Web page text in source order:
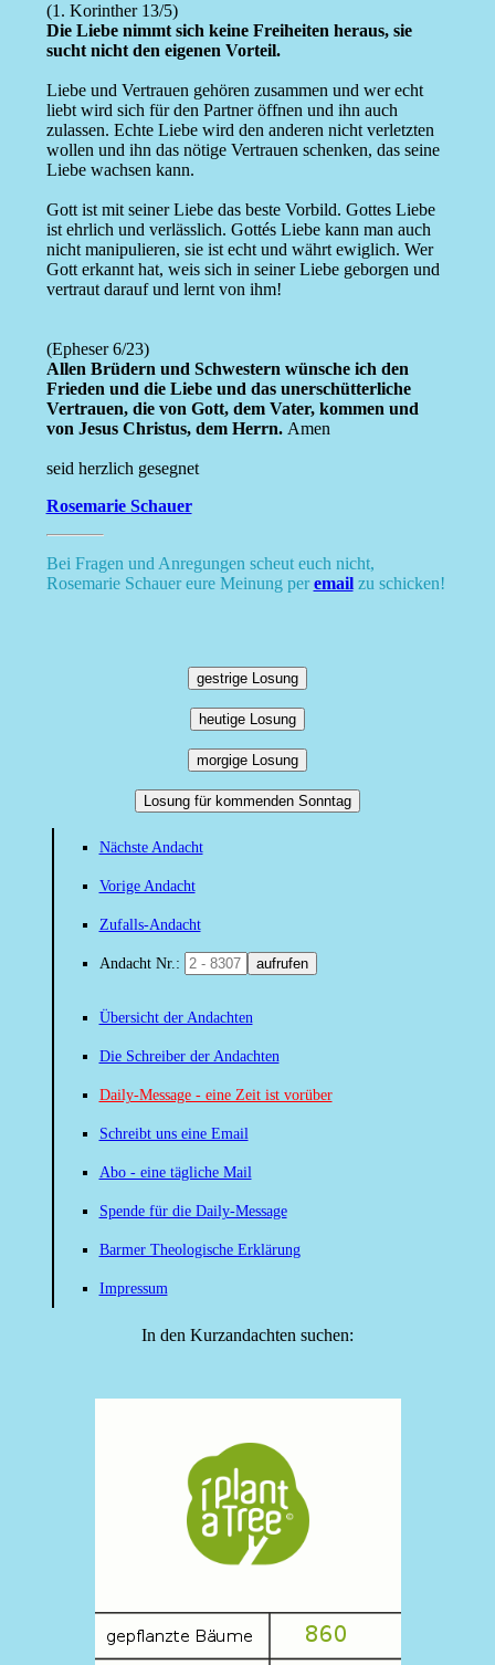
(1. Korinther 13/5)
Die Liebe nimmt sich keine Freiheiten heraus, sie
sucht nicht den eigenen Vorteil.
Liebe und Vertrauen gehören zusammen und wer echt
liebt wird sich für den Partner öffnen und ihn auch
zulassen. Echte Liebe wird den anderen nicht verletzten
wollen und ihn das nötige Vertrauen schenken, das seine
Liebe wachsen kann.
Gott ist mit seiner Liebe das beste Vorbild. Gottes Liebe
ist ehrlich und verlässlich. Gottés Liebe kann man auch
nicht manipulieren, sie ist echt und währt ewiglich. Wer
Gott erkannt hat, weis sich in seiner Liebe geborgen und
vertraut darauf und lernt von ihm!
(Epheser 6/23)
Allen Brüdern und Schwestern wünsche ich den
Frieden und die Liebe und das unerschütterliche
Vertrauen, die von Gott, dem Vater, kommen und
von Jesus Christus, dem Herrn. Amen
seid herzlich gesegnet
Rosemarie Schauer
Bei Fragen und Anregungen scheut euch nicht,
Rosemarie Schauer eure Meinung peremailzu schicken!
gestrige Losung
heutige Losung
morgige Losung
Losung für kommenden Sonntag
Nächste Andacht
Vorige Andacht
Zufalls-Andacht
Andacht Nr.: aufrufen
Übersicht der Andachten
Die Schreiber der Andachten
Daily-Message - eine Zeit ist vorüber
Schreibt uns eine Email
Abo - eine tägliche Mail
Spende für die Daily-Message
Barmer Theologische Erklärung
Impressum
In den Kurzandachten suchen: